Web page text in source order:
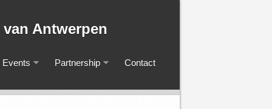
van Antwerpen
Events Partnership Contact